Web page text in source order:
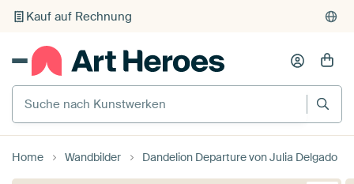
Kauf auf Rechnung
Individueller Druck auf Bestellung
Suche nach Kunstwerken
Home Wandbilder Dandelion Departure von Julia Delgado